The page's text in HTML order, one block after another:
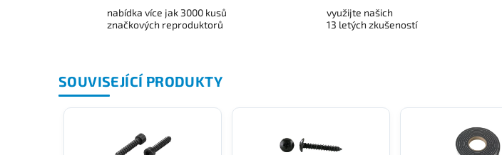
nabídka více jak 3000 kusů
značkových reproduktorů
využijte našich
13 letých zkušeností
SOUVISEJÍCÍ PRODUKTY